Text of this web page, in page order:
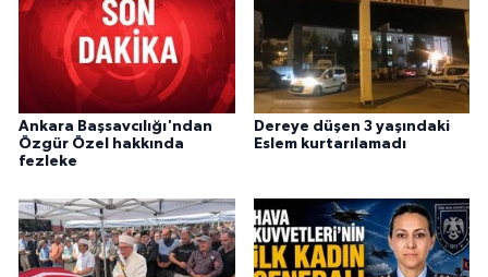
Ankara Başsavcılığı'ndan
Özgür Özel hakkında
fezleke
Dereye düşen 3 yaşındaki
Eslem kurtarılamadı